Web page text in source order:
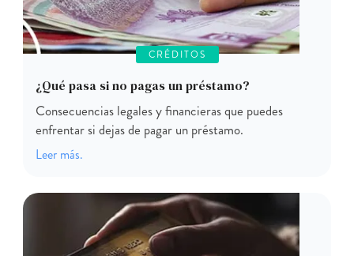
CRÉDITOS
¿Qué pasa si no pagas un préstamo?
Consecuencias legales y financieras que puedes
enfrentar si dejas de pagar un préstamo.
Leer más.